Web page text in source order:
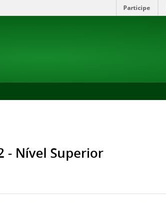
Participe
- Nível Superior